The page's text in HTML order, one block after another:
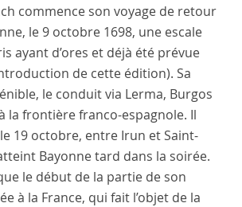
commence son voyage de retour
le 9 octobre 1698, une escale
ayant d’ores et déjà été prévue
de cette édition). Sa
le conduit via Lerma, Burgos
la frontière franco-espagnole. Il
19 octobre, entre Irun et Saint-
Bayonne tard dans la soirée.
le début de la partie de son
à la France, qui fait l’objet de la